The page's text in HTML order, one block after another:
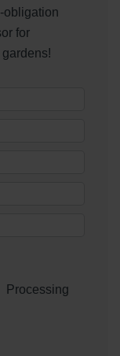
obligation
for
Processing